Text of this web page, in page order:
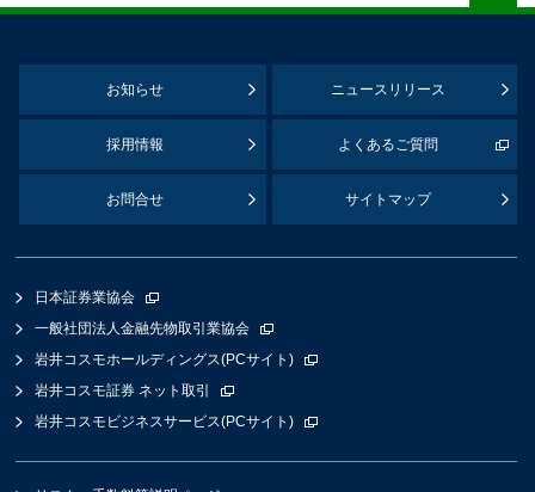
お知らせ ニュースリリース
採用情報 よくあるご質問
お問合せ サイトマップ
日本証券業協会
一般社団法人金融先物取引業協会
岩井コスモホールディングス(PCサイト)
岩井コスモ証券 ネット取引
岩井コスモビジネスサービス(PCサイト)